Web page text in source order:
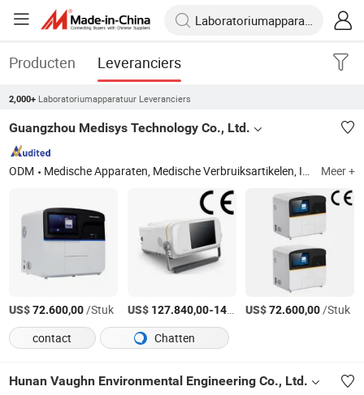
Producten Leveranciers
2,000+ Laboratoriumapparatuur Leveranciers
Guangzhou Medisys Technology Co., Ltd.
ODM Medische Apparaten, Medische Verbruiksartikelen, Instrumenten en Apparatuur, Informatie Systeem Integratiediensten Meer +
US$72.600,00/Stuk US$ 127.840,00-147.016,00 /Stuk
US$72.600,00/Stuk
contact
Chatten
Hunan Vaughn Environmental Engineering Co., Ltd.